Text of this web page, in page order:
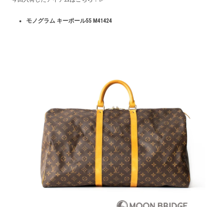
モノグラム キーポール55 M41424